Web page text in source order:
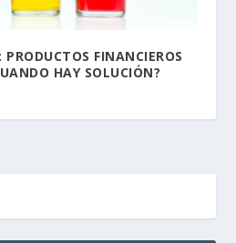
FINANCIEROS
HAY SOLUCIÓN?